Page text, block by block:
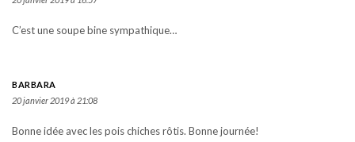
C’est une soupe bine sympathique…
BARBARA
20 janvier 2019 à 21:08
Bonne idée avec les pois chiches rôtis. Bonne journée!